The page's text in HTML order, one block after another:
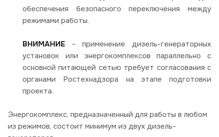
обеспечения безопасного переключения между
режимами работы.
ВНИМАНИЕ – применение дизель-генераторных
установок или энергокомплексов параллельно с
основной питающей сетью требует согласования с
органами Ростехнадзора на этапе подготовки
проекта.
Энергокомплекс, предназначенный для работы в любом
из режимов, состоит минимум из двух дизель-